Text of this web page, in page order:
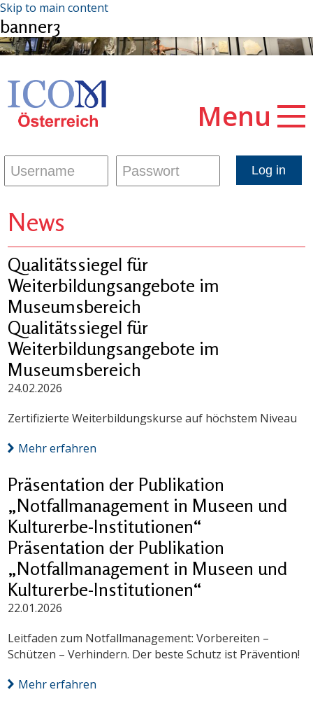
Skip to main content
banner3
Menu
News
Qualitätssiegel für
Weiterbildungsangebote im
Museumsbereich
Qualitätssiegel für
Weiterbildungsangebote im
Museumsbereich
24.02.2026
Zertifizierte Weiterbildungskurse auf höchstem Niveau
Mehr erfahren
Präsentation der Publikation
„Notfallmanagement in Museen und
Kulturerbe-Institutionen“
Präsentation der Publikation
„Notfallmanagement in Museen und
Kulturerbe-Institutionen“
22.01.2026
Leitfaden zum Notfallmanagement: Vorbereiten –
Schützen – Verhindern. Der beste Schutz ist Prävention!
Mehr erfahren